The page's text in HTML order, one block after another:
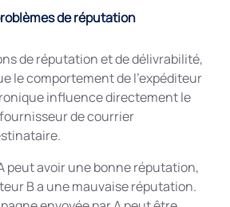
de réputation
de réputation et de délivrabilité,
le comportement de l'expéditeur
influence directement le
de courrier
peut avoir une bonne réputation,
B a une mauvaise réputation.